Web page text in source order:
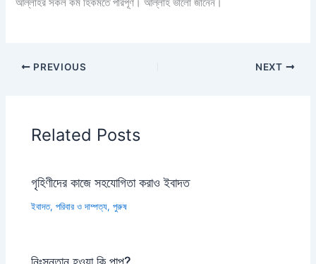
আল্লাহর সকল কর্ম হিকমতে পরিপূর্ণ। আল্লাহ ভালো জানেন।
PREVIOUS NEXT
Related Posts
গৃহিণীদের কাজে সহযোগিতা করাও ইবাদত
ইবাদত,পরিবার ও দাম্পত্য,পুরুষ